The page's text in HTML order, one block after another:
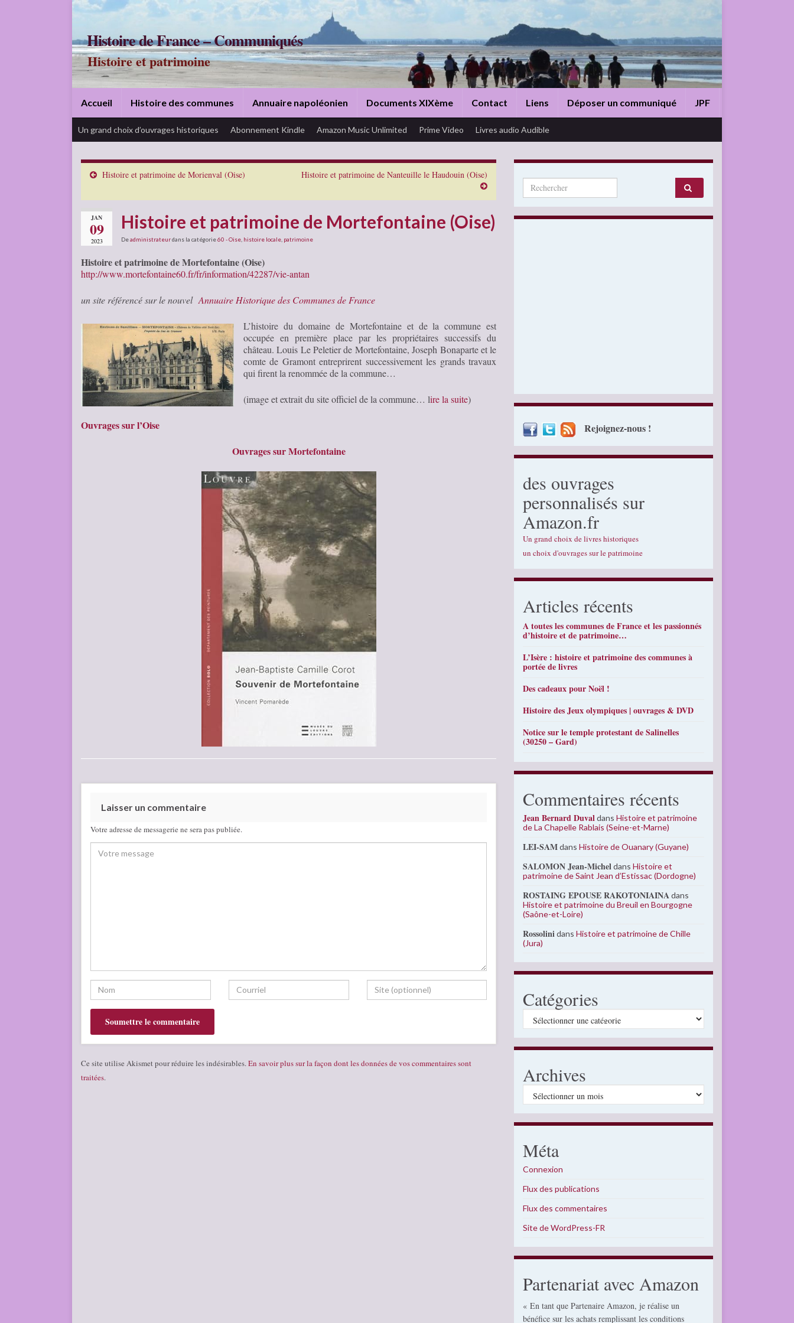
Histoire de France – Communiqués
Histoire et patrimoine
Accueil Histoire des communes Annuaire napoléonien Documents XIXème Contact Liens Déposer un communiqué JPF
Un grand choix d’ouvrages historiques Abonnement Kindle Amazon Music Unlimited Prime Video Livres audio Audible
Histoire et patrimoine de Morienval (Oise) Histoire et patrimoine de Nanteuille le Haudouin (Oise)
JAN
09
2023
Histoire et patrimoine de Mortefontaine (Oise)
Deadministrateurdans la catégorie60 - Oise histoire locale patrimoine
Histoire et patrimoine de Mortefontaine (Oise)
http://www.mortefontaine60.fr/fr/information/42287/vie-antan
un site référencé sur le nouvel Annuaire Historique des Communes de France
L’histoire du domaine de Mortefontaine et de la commune est
occupée en première place par les propriétaires successifs du
château. Louis Le Peletier de Mortefontaine, Joseph Bonaparte et le
comte de Gramont entreprirent successivement les grands travaux
qui firent la renommée de la commune…
(image et extrait du site officiel de la commune… lire la suite)
Ouvrages sur l’Oise
Ouvrages sur Mortefontaine
Laisser un commentaire
Votre adresse de messagerie ne sera pas publiée.
Ce site utilise Akismet pour réduire les indésirables. En savoir plus sur la façon dont les données de vos commentaires sont
traitées.
Search for:
Rejoignez-nous !
des ouvrages
personnalisés sur
Amazon.fr
Un grand choix de livres historiques
un choix d'ouvrages sur le patrimoine
Articles récents
A toutes les communes de France et les passionnés
d’histoire et de patrimoine…
L’Isère : histoire et patrimoine des communes à
portée de livres
Des cadeaux pour Noël !
Histoire des Jeux olympiques | ouvrages & DVD
Notice sur le temple protestant de Salinelles
(30250 – Gard)
Commentaires récents
Jean Bernard DuvaldansHistoire et patrimoine
de La Chapelle Rablais (Seine-et-Marne)
LEI-SAMdansHistoire de Ouanary (Guyane)
SALOMON Jean-MicheldansHistoire et
patrimoine de Saint Jean d’Estissac (Dordogne)
ROSTAING EPOUSE RAKOTONIAINAdans
Histoire et patrimoine du Breuil en Bourgogne
(Saône-et-Loire)
RossolinidansHistoire et patrimoine de Chille
(Jura)
Catégories
Catégories
Archives
Archives
Méta
Connexion
Flux des publications
Flux des commentaires
Site de WordPress-FR
Partenariat avec Amazon
« En tant que Partenaire Amazon, je réalise un
bénéfice sur les achats remplissant les conditions